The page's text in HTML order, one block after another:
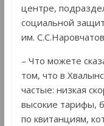
центре,
социальной
им.
– Что можете
том, что в
частые: низкая
высокие тарифы,
по квитанциям,